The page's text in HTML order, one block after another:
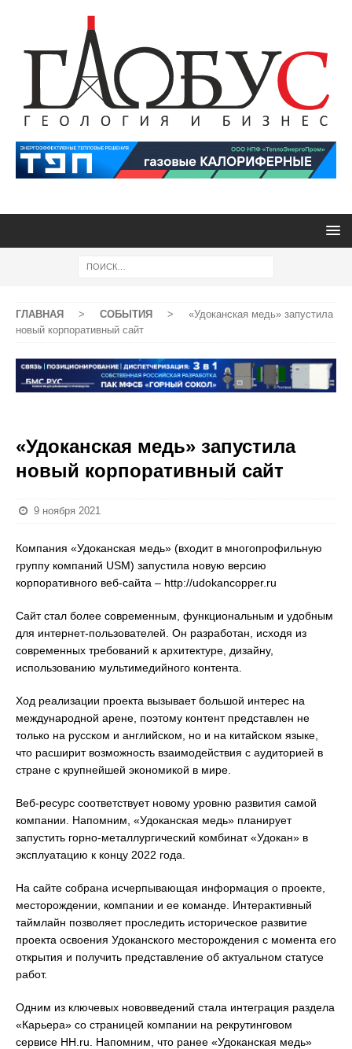
ГЛАВНАЯ > СОБЫТИЯ >
«Удоканская медь» запустила
новый корпоративный сайт
«Удоканская медь» запустила
новый корпоративный сайт
9 ноября 2021
Компания «Удоканская медь» (входит в многопрофильную
группу компаний USM) запустила новую версию
корпоративного веб-сайта – http://udokancopper.ru
Сайт стал более современным, функциональным и удобным
для интернет-пользователей. Он разработан, исходя из
современных требований к архитектуре, дизайну,
использованию мультимедийного контента.
Ход реализации проекта вызывает большой интерес на
международной арене, поэтому контент представлен не
только на русском и английском, но и на китайском языке,
что расширит возможность взаимодействия с аудиторией в
стране с крупнейшей экономикой в мире.
Веб-ресурс соответствует новому уровню развития самой
компании. Напомним, «Удоканская медь» планирует
запустить горно-металлургический комбинат «Удокан» в
эксплуатацию к концу 2022 года.
На сайте собрана исчерпывающая информация о проекте,
месторождении, компании и ее команде. Интерактивный
таймлайн позволяет проследить историческое развитие
проекта освоения Удоканского месторождения с момента его
открытия и получить представление об актуальном статусе
работ.
Одним из ключевых нововведений стала интеграция раздела
«Карьера» со страницей компании на рекрутинговом
сервисе HH.ru. Напомним, что ранее «Удоканская медь»